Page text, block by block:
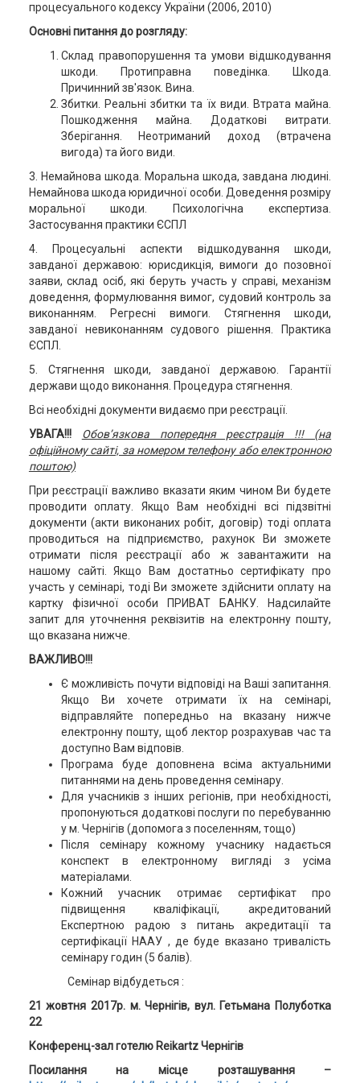
процесуального кодексу України (2006, 2010)
Основні питання до розгляду:
Склад правопорушення та умови відшкодування
шкоди. Протиправна поведінка. Шкода.
Причинний зв'язок. Вина.
Збитки. Реальні збитки та їх види. Втрата майна.
Пошкодження майна. Додаткові витрати.
Зберігання. Неотриманий доход (втрачена
вигода) та його види.
3. Немайнова шкода. Моральна шкода, завдана людині.
Немайнова шкода юридичної особи. Доведення розміру
моральної шкоди. Психологічна експертиза.
Застосування практики ЄСПЛ
4. Процесуальні аспекти відшкодування шкоди,
завданої державою: юрисдикція, вимоги до позовної
заяви, склад осіб, які беруть участь у справі, механізм
доведення, формулювання вимог, судовий контроль за
виконанням. Регресні вимоги. Стягнення шкоди,
завданої невиконанням судового рішення. Практика
ЄСПЛ.
5. Стягнення шкоди, завданої державою. Гарантії
держави щодо виконання. Процедура стягнення.
Всі необхідні документи видаємо при реєстрації.
УВАГА!!! Обов’язкова попередня реєстрація !!! (на
офіційному сайті, за номером телефону або електронною
поштою)
При реєстрації важливо вказати яким чином Ви будете
проводити оплату. Якщо Вам необхідні всі підзвітні
документи (акти виконаних робіт, договір) тоді оплата
проводиться на підприємство, рахунок Ви зможете
отримати після реєстрації або ж завантажити на
нашому сайті. Якщо Вам достатньо сертифікату про
участь у семінарі, тоді Ви зможете здійснити оплату на
картку фізичної особи ПРИВАТ БАНКУ. Надсилайте
запит для уточнення реквізитів на електронну пошту,
що вказана нижче.
ВАЖЛИВО!!!
Є можливість почути відповіді на Ваші запитання.
Якщо Ви хочете отримати їх на семінарі,
відправляйте попередньо на вказану нижче
електронну пошту, щоб лектор розрахував час та
доступно Вам відповів.
Програма буде доповнена всіма актуальними
питаннями на день проведення семінару.
Для учасників з інших регіонів, при необхідності,
пропонуються додаткові послуги по перебуванню
у м. Чернігів (допомога з поселенням, тощо)
Після семінару кожному учаснику надається
конспект в електронному вигляді з усіма
матеріалами.
Кожний учасник отримає сертифікат про
підвищення кваліфікації, акредитований
Експертною радою з питань акредитації та
сертифікації НААУ , де буде вказано тривалість
семінару годин (5 балів).
Семінар відбудеться :
21 жовтня 2017р. м. Чернігів, вул. Гетьмана Полуботка
22
Конференц-залготелю Reikartz Чернігів
Посилання на місце розташування –